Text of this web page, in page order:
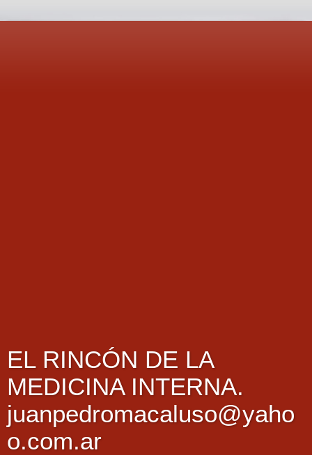
EL RINCÓN DE LA
MEDICINA INTERNA.
juanpedromacaluso@yaho
o.com.ar